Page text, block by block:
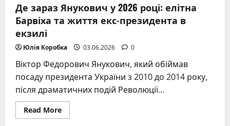
Де зараз Янукович у 2026 році: елітна
Барвіха та життя екс-президента в
екзилі
Юлія Коробка 03.06.2026 0
Віктор Федорович Янукович, який обіймав
посаду президента України з 2010 до 2014 року,
після драматичних подій Революції...
Read MoreRead
more